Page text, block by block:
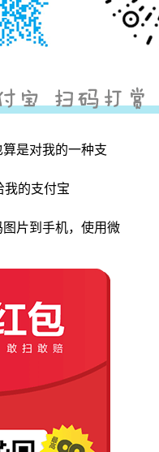
是对我的一种支
的支付宝
片到手机，使用微